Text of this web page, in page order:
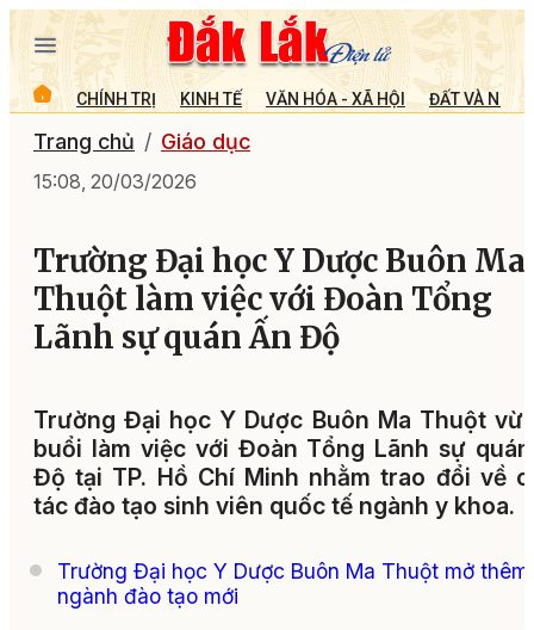
CHÍNH TRỊ KINH TẾ VĂN HÓA - XÃ HỘI ĐẤT VÀ
Trang chủ Giáo dục
15:08, 20/03/2026
Trường Đại học Y Dược Buôn Ma
Thuột làm việc với Đoàn Tổng
Lãnh sự quán Ấn Độ
Trường Đại học Y Dược Buôn Ma Thuột
buổi làm việc với Đoàn Tổng Lãnh sự
Độ tại TP. Hồ Chí Minh nhằm trao đổi về
tác đào tạo sinh viên quốc tế ngành y khoa.
Trường Đại học Y Dược Buôn Ma Thuột mở
ngành đào tạo mới